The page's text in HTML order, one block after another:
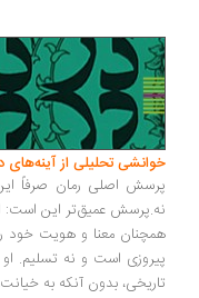
تحلیلی از آینه‌های دردار
اصلی رمان صرفاً این
عمیق‌تر این است:
معنا و هویت خود را حفظ
است و نه تسلیم. او راهی
بدون آنکه به خیانت، گریز